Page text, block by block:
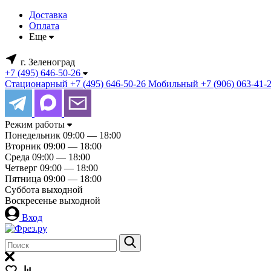
Доставка
Оплата
Еще
г. Зеленоград
+7 (495) 646-50-26
Стационарный +7 (495) 646-50-26 Мобильный +7 (906) 063-41-
Режим работы
Понедельник 09:00 — 18:00
Вторник 09:00 — 18:00
Среда 09:00 — 18:00
Четверг 09:00 — 18:00
Пятница 09:00 — 18:00
Суббота выходной
Воскресенье выходной
Вход